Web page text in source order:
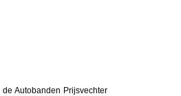
Autobanden Prijsvechter